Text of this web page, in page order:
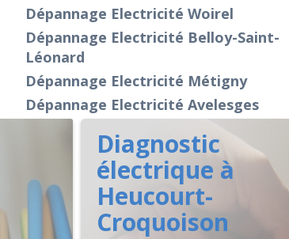
Dépannage Electricité Woirel
Dépannage Electricité Belloy-Saint-
Léonard
Dépannage Electricité Métigny
Dépannage Electricité Avelesges
Diagnostic
électrique à
Heucourt-
Croquoison